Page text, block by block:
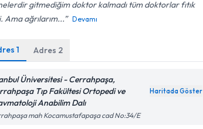
gitmediğim doktor kalmadı tüm doktorlar fıtık
Ama ağrılarım...
Devamı
1 Adres 2
Üniversitesi - Cerrahpaşa,
Tıp Fakültesi Ortopedi ve
Anabilim Dalı
Haritada Göster
mah Kocamustafapaşa cad No:34/E